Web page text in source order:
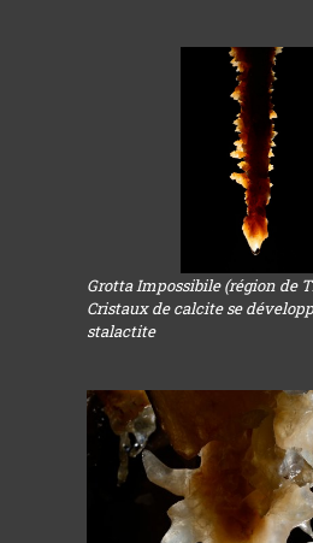
Grotta Impossibile (région de
Cristaux de calcite se
stalactite